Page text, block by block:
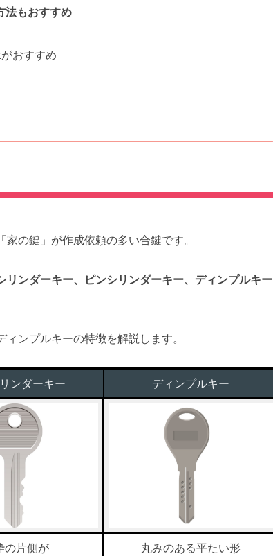
法もおすすめ
おすすめ
の鍵」が作成依頼の多い合鍵です。
リンダーキー、ピンシリンダーキー、ディンプルキー
ンプルキーの特徴を解説します。
ンダーキー ディンプルキー
の片側が
丸みのある平たい形